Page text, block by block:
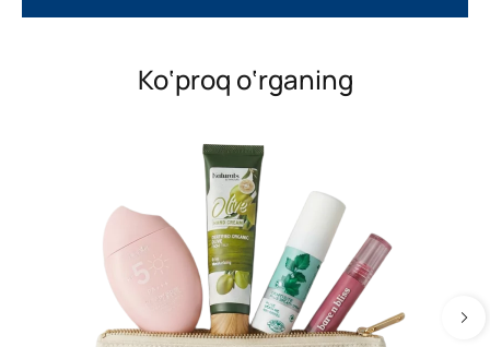
Ko‘proq o‘rganing